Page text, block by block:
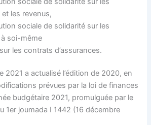
les revenus,
sociale de solidarité sur les
soi-même
les contrats d’assurances.
2021 a actualisé l’édition de 2020, en
prévues par la loi de finances
budgétaire 2021, promulguée par le
1er joumada I 1442 (16 décembre